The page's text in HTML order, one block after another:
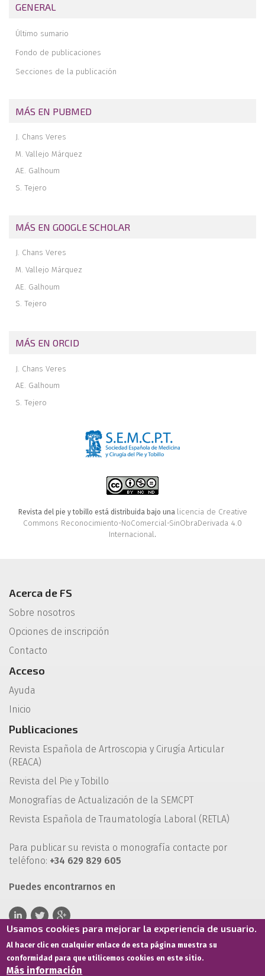
osteotomía de calcáneo los resultados clínicos?
zambo neurológico
Rotura aguda del tendón tibial posterior: descripción de un caso
GENERAL
Último sumario
Fondo de publicaciones
Secciones de la publicación
MÁS EN PUBMED
J. Chans Veres
M. Vallejo Márquez
AE. Galhoum
S. Tejero
MÁS EN GOOGLE SCHOLAR
J. Chans Veres
M. Vallejo Márquez
AE. Galhoum
S. Tejero
MÁS EN ORCID
J. Chans Veres
AE. Galhoum
S. Tejero
Revista del pie y tobillo está distribuida bajo una licencia de Creative
Commons Reconocimiento-NoComercial-SinObraDerivada 4.0
Internacional.
Acerca de FS
Sobre nosotros
Opciones de inscripción
Contacto
Acceso
Ayuda
Inicio
Publicaciones
Revista Española de Artroscopia y Cirugía Articular
(REACA)
Revista del Pie y Tobillo
Monografías de Actualización de la SEMCPT
Revista Española de Traumatología Laboral (RETLA)
Para publicar su revista o monografía contacte por
teléfono: +34 629 829 605
Puedes encontrarnos en
Usamos cookies para mejorar la experiencia de usuario.
Al hacer clic en cualquier enlace de esta página muestra su
conformidad para que utilicemos cookies en este sitio.
Más información